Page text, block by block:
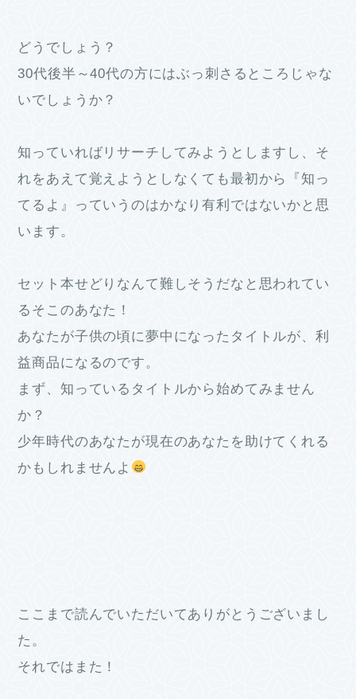
どうでしょう？
30代後半～40代の方にはぶっ刺さるところじゃな
いでしょうか？
知っていればリサーチしてみようとしますし、そ
れをあえて覚えようとしなくても最初から『知っ
てるよ』っていうのはかなり有利ではないかと思
います。
セット本せどりなんて難しそうだなと思われてい
るそこのあなた！
あなたが子供の頃に夢中になったタイトルが、利
益商品になるのです。
まず、知っているタイトルから始めてみません
か？
少年時代のあなたが現在のあなたを助けてくれる
かもしれませんよ
ここまで読んでいただいてありがとうございまし
た。
それではまた！